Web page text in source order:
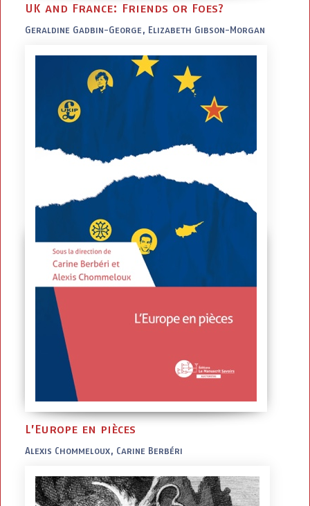
UK and France: Friends or Foes?
Geraldine Gadbin-George, Elizabeth Gibson-Morgan
L’Europe en pièces
Alexis Chommeloux, Carine Berbéri